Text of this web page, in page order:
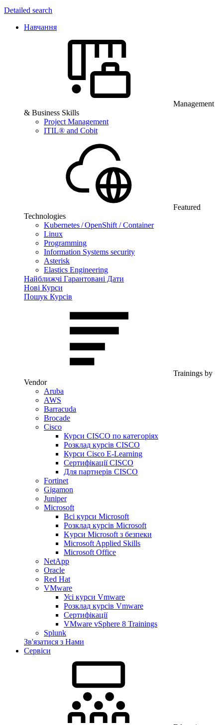
Detailed search
Навчання
Management
& Business Skills
Project Management
ITIL® and Cobit
Featured
Technologies
Kubernetes / OpenShift / Container
Linux
Programming
Information Systems security
Asterisk
Elastics Engineering
Найближчі Гарантовані Дати
Нові Курси
Пошук Курсів
Trainings by
Vendor
Aruba
AWS
Barracuda
Brocade
Cisco
Курси CISCO по категоріях
Розклад курсів CISCO
Курси Cisco E-Learning
Сертифікації CISCO
Для партнерів CISCO
Fortinet
Gigamon
Juniper
Microsoft
Всі курси Microsoft
Розклад курсів Microsoft
Kyрси Microsoft з безпеки
Microsoft Applied Skills
Microsoft Office
NetApp
Oracle
Red Hat
VMware
Усі курси Vmware
Розклад курсів Vmware
Сертифікації
VMware vSphere 8 Trainings
Splunk
Зв'язатися з Нами
Сервіси